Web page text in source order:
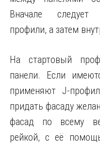
Вначале следует
профили, а затем
На стартовый
панели. Если
применяют J-
придать фасаду
фасад по всему
рейкой, с её